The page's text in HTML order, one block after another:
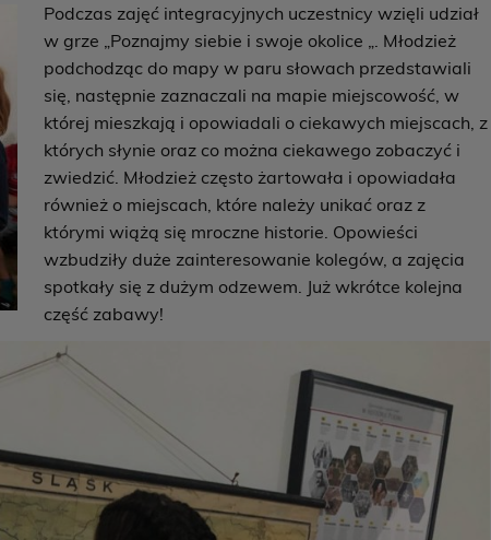
Podczas zajęć integracyjnych uczestnicy wzięli udział
w grze „Poznajmy siebie i swoje okolice „. Młodzież
podchodząc do mapy w paru słowach przedstawiali
się, następnie zaznaczali na mapie miejscowość, w
której mieszkają i opowiadali o ciekawych miejscach, z
których słynie oraz co można ciekawego zobaczyć i
zwiedzić. Młodzież często żartowała i opowiadała
również o miejscach, które należy unikać oraz z
którymi wiążą się mroczne historie. Opowieści
wzbudziły duże zainteresowanie kolegów, a zajęcia
spotkały się z dużym odzewem. Już wkrótce kolejna
część zabawy!